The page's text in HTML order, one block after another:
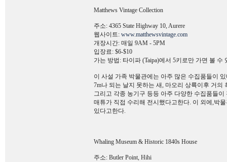
Matthews Vintage Collection
주소: 4365 State Highway 10, Aurere
웹사이트: www.matthewsvintage.com
개장시간: 매일 9AM - 5PM
입장료: $6-$10
가는 방법: 타이파 (Taipa)에서 5키로만 가면 볼 수
이 사설 가족 박물관에는 아주 많은 수집품들이
7m나 되는 날지 못하는 새, 마오리 상륙이후 거
그리고 각종 농기구 등등 아주 다양한 수집품들
매튜가 직접 수리해 전시했다고한다. 이 외에,박
있다고한다.
Whaling Museum & Historic 1840s House
주소: Butler Point, Hihi